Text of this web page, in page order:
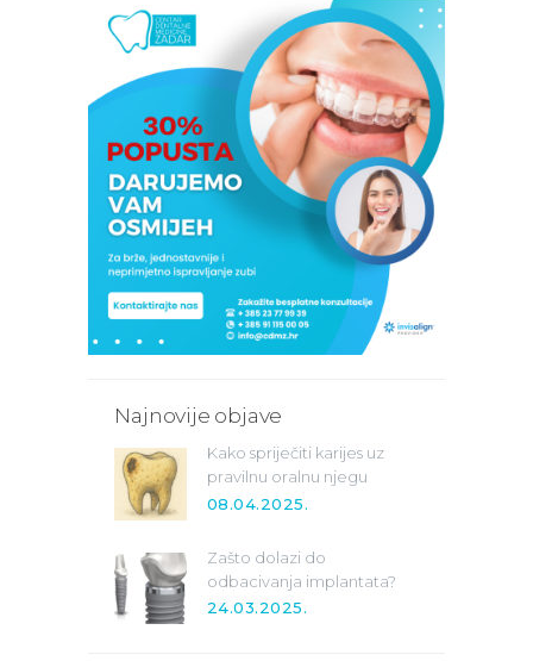
objava
Najnovije objave
Kako spriječiti karijes uz
pravilnu oralnu njegu
08.04.2025.
Zašto dolazi do
odbacivanja implantata?
24.03.2025.